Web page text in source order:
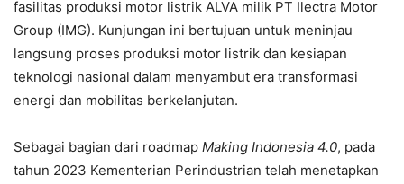
fasilitas produksi motor listrik ALVA milik PT Ilectra Motor
Group (IMG). Kunjungan ini bertujuan untuk meninjau
langsung proses produksi motor listrik dan kesiapan
teknologi nasional dalam menyambut era transformasi
energi dan mobilitas berkelanjutan.
Sebagai bagian dari roadmap Making Indonesia 4.0, pada
tahun 2023 Kementerian Perindustrian telah menetapkan